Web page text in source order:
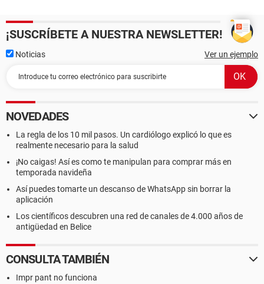
¡SUSCRÍBETE A NUESTRA NEWSLETTER!
Noticias Ver un ejemplo
NOVEDADES
La regla de los 10 mil pasos. Un cardiólogo explicó lo que es
realmente necesario para la salud
¡No caigas! Así es como te manipulan para comprar más en
temporada navideña
Así puedes tomarte un descanso de WhatsApp sin borrar la
aplicación
Los científicos descubren una red de canales de 4.000 años de
antigüedad en Belice
CONSULTA TAMBIÉN
Impr pant no funciona